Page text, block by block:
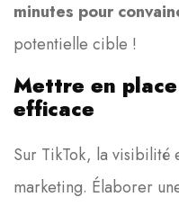
minutes pour
potentielle cible !
Mettre en
efficace
Sur TikTok, la visibilité
marketing. Élaborer